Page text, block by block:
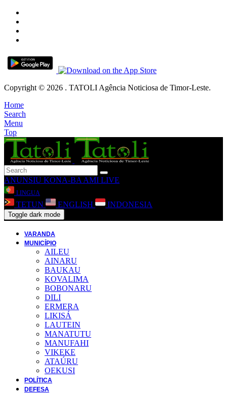
Copyright © 2026 . TATOLI Agência Noticiosa de Timor-Leste.
Home
Search
Menu
Top
ANUNSIU KONA-BA AMI LIVE
LINGUA
TETUN ENGLISH INDONESIA
Toggle dark mode
VARANDA
MUNICÍPIO
AILEU
AINARU
BAUKAU
KOVALIMA
BOBONARU
DILI
ERMERA
LIKISÁ
LAUTEIN
MANATUTU
MANUFAHI
VIKEKE
ATAÚRU
OEKUSI
POLÍTICA
DEFESA